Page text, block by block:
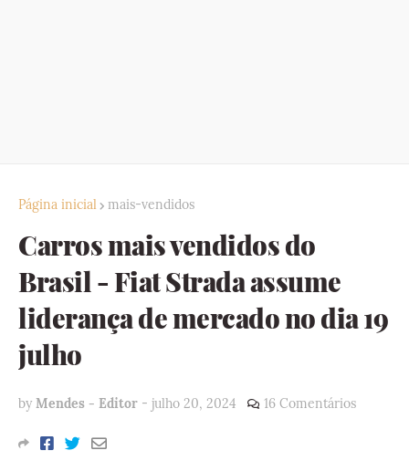
Página inicial mais-vendidos
Carros mais vendidos do
Brasil - Fiat Strada assume
liderança de mercado no dia 19
julho
by Mendes - Editor - julho 20, 2024 16 Comentários